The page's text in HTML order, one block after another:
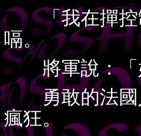
「我在撣控制
嗝。
將軍說：「好
勇敢的法國人
瘋狂。